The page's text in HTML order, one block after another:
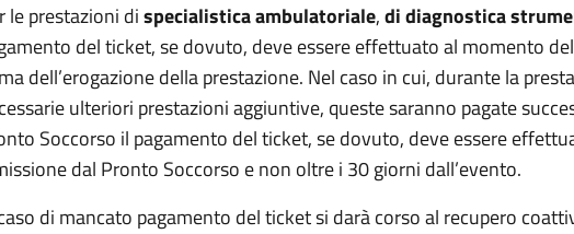
le prestazioni dispecialistica ambulatoriale,di diagnostica
del ticket, se dovuto, deve essere effettuato al momento
dell’erogazione della prestazione. Nel caso in cui, durante la
ulteriori prestazioni aggiuntive, queste saranno pagate
Soccorso il pagamento del ticket, se dovuto, deve essere
dal Pronto Soccorso e non oltre i 30 giorni dall’evento.
di mancato pagamento del ticket si darà corso al recupero